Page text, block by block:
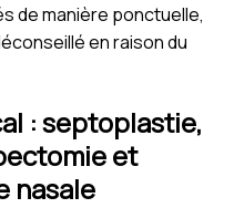
de manière ponctuelle,
en raison du
: septoplastie,
et
nasale